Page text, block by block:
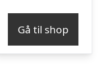
Gå til shop